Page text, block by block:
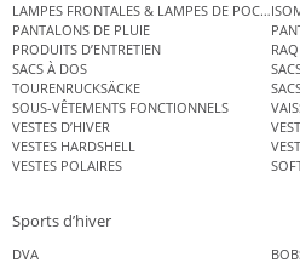
LAMPES FRONTALES & LAMPES DE POCHE
PANTALONS DE PLUIE
PRODUITS D’ENTRETIEN
SACS À DOS
TOURENRUCKSÄCKE
SOUS-VÊTEMENTS FONCTIONNELS
VESTES D’HIVER
VESTES HARDSHELL
VESTES POLAIRES
Sports d’hiver
DVA